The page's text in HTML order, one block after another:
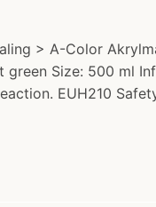
> A-Color
Size: 500 ml
EUH210